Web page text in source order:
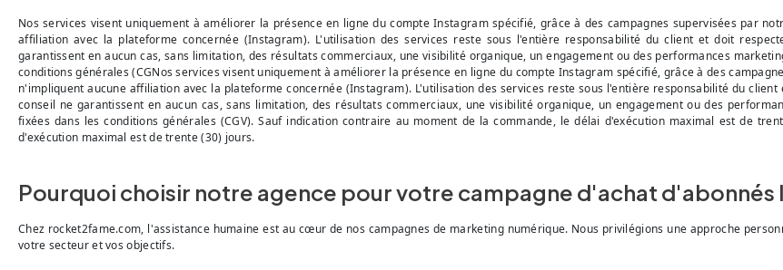
Nos services visent uniquement à améliorer la présence en ligne du compte Instagram spécifié, grâce à des campagnes supervisées par
affiliation avec la plateforme concernée (Instagram). L'utilisation des services reste sous l'entière responsabilité du client et doit
garantissent en aucun cas, sans limitation, des résultats commerciaux, une visibilité organique, un engagement ou des performances
conditions générales (CGNos services visent uniquement à améliorer la présence en ligne du compte Instagram spécifié, grâce à des
n'impliquent aucune affiliation avec la plateforme concernée (Instagram). L'utilisation des services reste sous l'entière responsabilité du
conseil ne garantissent en aucun cas, sans limitation, des résultats commerciaux, une visibilité organique, un engagement ou des
fixées dans les conditions générales (CGV). Sauf indication contraire au moment de la commande, le délai d'exécution maximal est de
d'exécution maximal est de trente (30) jours.
Pourquoi choisir notre agence pour votre campagne d'achat d'abonnés
Chez rocket2fame.com, l'assistance humaine est au cœur de nos campagnes de marketing numérique. Nous privilégions une approche
votre secteur et vos objectifs.